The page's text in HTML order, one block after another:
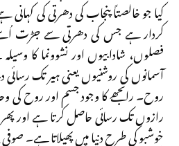
کیا جو خالصتاً پنجاب کی دھرتی کی کہانی
کردار ہے جس کی دھرتی سے جڑت اُسے
فصلوں، شادابیوں اور نشوونما کا
آسمانوں کی روشنیوں یعنی ہیر تک
روح۔ رانجھے کا وجود جسم اور روح
رازوں تک رسائی حاصل کرتا ہے اور پھر
خوشبو کی طرح دنیا میں پھیلاتا ہے۔